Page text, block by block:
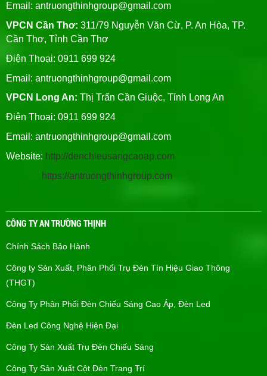
Email: antruongthinhgroup@gmail.com
VPCN Cần Thơ: 311/79 Nguyễn Văn Cừ, P. An Hòa, TP.
Cần Thơ, Tỉnh Cần Thơ
Điện Thoại: 0911 699 924
Email: antruongthinhgroup@gmail.com
VPCN Long An: Thị Trấn Cần Giuộc, Tỉnh Long An
Điện Thoại: 0911 699 924
Email: antruongthinhgroup@gmail.com
Website: http://denchieusangcaoap.com
https://antruongthinhgroup.com
CÔNG TY AN TRƯỜNG THỊNH
Chính Sách Bảo Hành
Công ty Sản Xuất, Phân Phối Trụ Đèn Tín Hiệu Giao Thông
(THGT)
Công Ty Phân Phối Đèn Chiếu Sáng Cao Áp, Đèn Led
Đèn Led Công Nghệ Hiện Đại
Công Ty Sản Xuất Trụ Đèn Chiếu Sáng
Công Ty Sản Xuất Cột Đèn Trang Trí